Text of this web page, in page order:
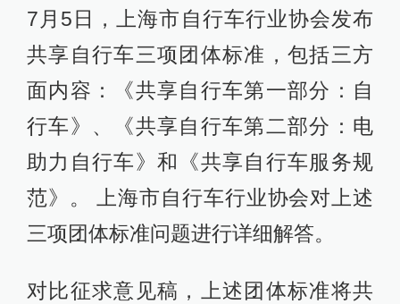
7月5日，上海市自行车行业协会发布
共享自行车三项团体标准，包括三方
面内容：《共享自行车第一部分：自
行车》、《共享自行车第二部分：电
助力自行车》和《共享自行车服务规
范》。 上海市自行车行业协会对上述
三项团体标准问题进行详细解答。
对比征求意见稿，上述团体标准将共